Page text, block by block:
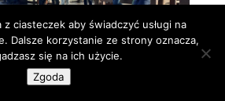
ciasteczek aby świadczyć usługi na
Dalsze korzystanie ze strony oznacza,
się na ich użycie.
Zgoda